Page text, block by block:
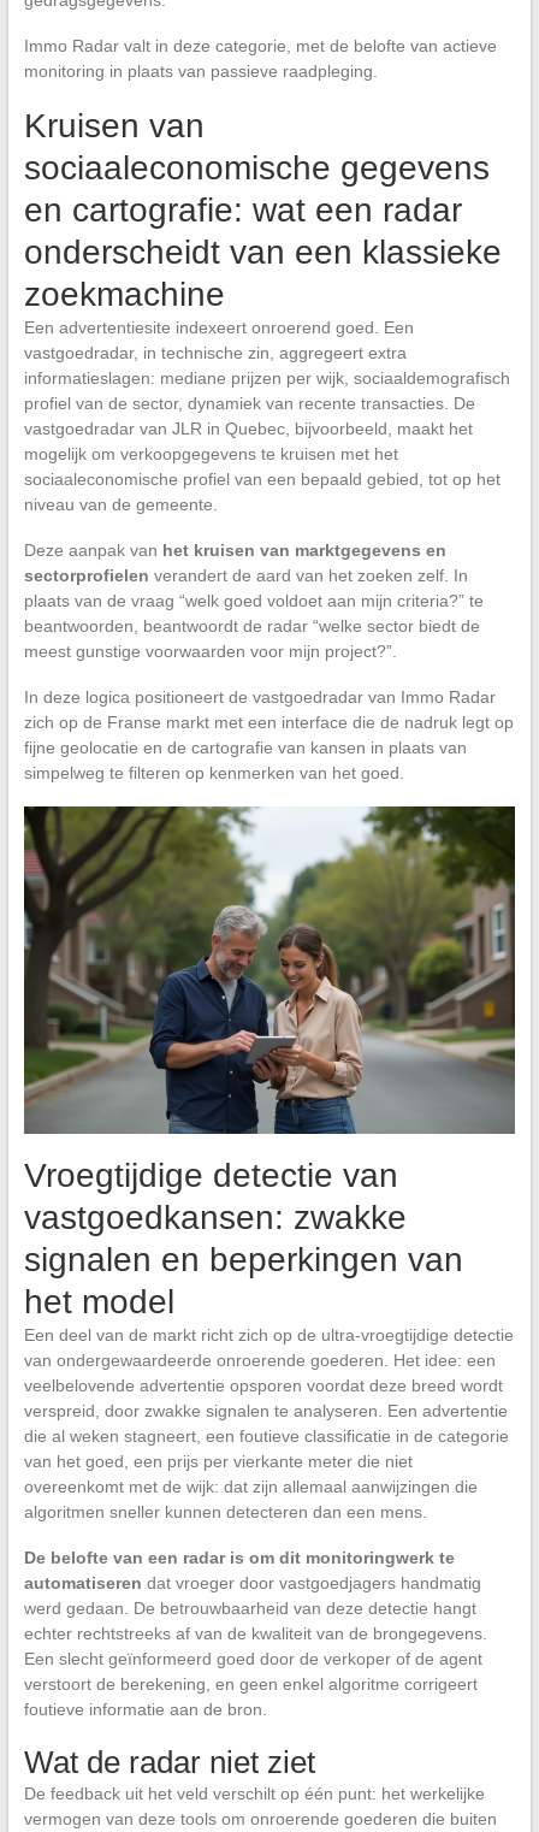
Immo Radar valt in deze categorie, met de belofte van actieve
monitoring in plaats van passieve raadpleging.
Kruisen van
sociaaleconomische gegevens
en cartografie: wat een radar
onderscheidt van een klassieke
zoekmachine
Een advertentiesite indexeert onroerend goed. Een
vastgoedradar, in technische zin, aggregeert extra
informatieslagen: mediane prijzen per wijk, sociaaldemografisch
profiel van de sector, dynamiek van recente transacties. De
vastgoedradar van JLR in Quebec, bijvoorbeeld, maakt het
mogelijk om verkoopgegevens te kruisen met het
sociaaleconomische profiel van een bepaald gebied, tot op het
niveau van de gemeente.
Deze aanpak van het kruisen van marktgegevens en
sectorprofielen verandert de aard van het zoeken zelf. In
plaats van de vraag “welk goed voldoet aan mijn criteria?” te
beantwoorden, beantwoordt de radar “welke sector biedt de
meest gunstige voorwaarden voor mijn project?”.
In deze logica positioneert de vastgoedradar van Immo Radar
zich op de Franse markt met een interface die de nadruk legt op
fijne geolocatie en de cartografie van kansen in plaats van
simpelweg te filteren op kenmerken van het goed.
Vroegtijdige detectie van
vastgoedkansen: zwakke
signalen en beperkingen van
het model
Een deel van de markt richt zich op de ultra-vroegtijdige detectie
van ondergewaardeerde onroerende goederen. Het idee: een
veelbelovende advertentie opsporen voordat deze breed wordt
verspreid, door zwakke signalen te analyseren. Een advertentie
die al weken stagneert, een foutieve classificatie in de categorie
van het goed, een prijs per vierkante meter die niet
overeenkomt met de wijk: dat zijn allemaal aanwijzingen die
algoritmen sneller kunnen detecteren dan een mens.
De belofte van een radar is om dit monitoringwerk te
automatiseren dat vroeger door vastgoedjagers handmatig
werd gedaan. De betrouwbaarheid van deze detectie hangt
echter rechtstreeks af van de kwaliteit van de brongegevens.
Een slecht geïnformeerd goed door de verkoper of de agent
verstoort de berekening, en geen enkel algoritme corrigeert
foutieve informatie aan de bron.
Wat de radar niet ziet
De feedback uit het veld verschilt op één punt: het werkelijke
vermogen van deze tools om onroerende goederen die buiten